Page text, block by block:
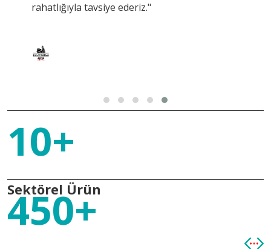
rahatlığıyla tavsiye ederiz."
10+
Sektörel Ürün
450+